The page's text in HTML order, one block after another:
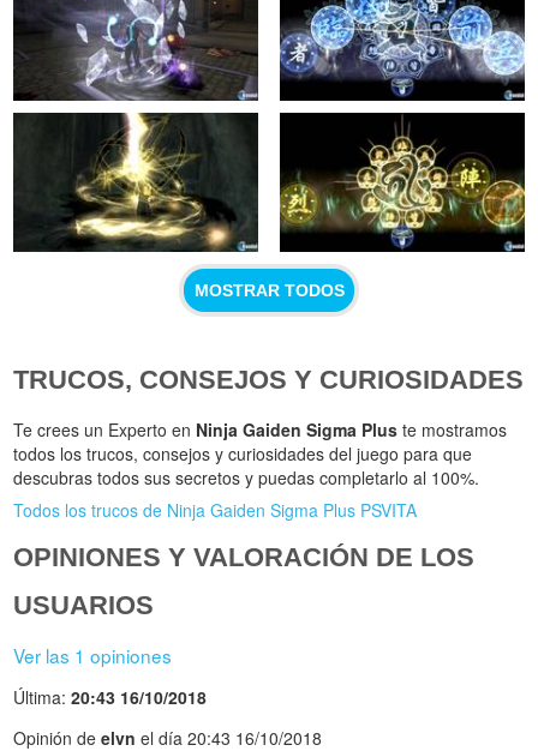
MOSTRAR TODOS
TRUCOS, CONSEJOS Y CURIOSIDADES
Te crees un Experto en Ninja Gaiden Sigma Plus te mostramos
todos los trucos, consejos y curiosidades del juego para que
descubras todos sus secretos y puedas completarlo al 100%.
Todos los trucos de Ninja Gaiden Sigma Plus PSVITA
OPINIONES Y VALORACIÓN DE LOS
USUARIOS
Ver las 1 opiniones
Última:20:43 16/10/2018
Opinión deelvn el día 20:43 16/10/2018